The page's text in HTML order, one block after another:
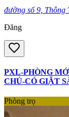
đường số 9,
Đăng
PXL-PHÒNG
CHỦ-CÓ GIẶT
Phòng trọ